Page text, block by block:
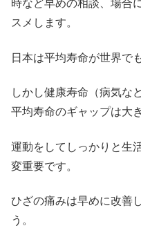
時など早めの相談、場合
スメします。
日本は平均寿命が世界で
しかし健康寿命（病気な
平均寿命のギャップは大
運動をしてしっかりと生
変重要です。
ひざの痛みは早めに改善
う。